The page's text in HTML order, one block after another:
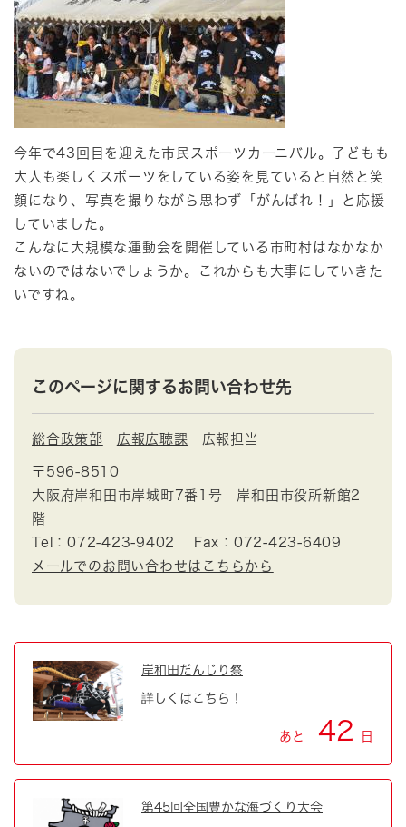
今年で43回目を迎えた市民スポーツカーニバル。子どもも
大人も楽しくスポーツをしている姿を見ていると自然と笑
顔になり、写真を撮りながら思わず「がんばれ！」と応援
していました。
こんなに大規模な運動会を開催している市町村はなかなか
ないのではないでしょうか。これからも大事にしていきた
いですね。
このページに関するお問い合わせ先
総合政策部 広報広聴課 広報担当
〒596-8510
大阪府岸和田市岸城町7番1号 岸和田市役所新館2
階
Tel：072-423-9402
Fax：072-423-6409
メールでのお問い合わせはこちらから
岸和田だんじり祭
詳しくはこちら！
あと 42 日
第45回全国豊かな海づくり大会